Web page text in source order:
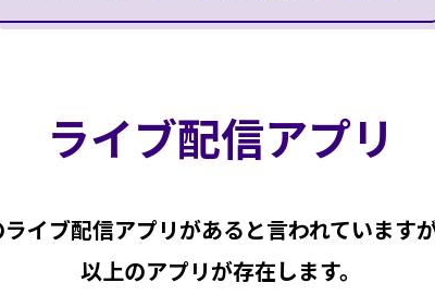
ライブ配信アプリ
イブ配信アプリがあると言われています
以上のアプリが存在します。